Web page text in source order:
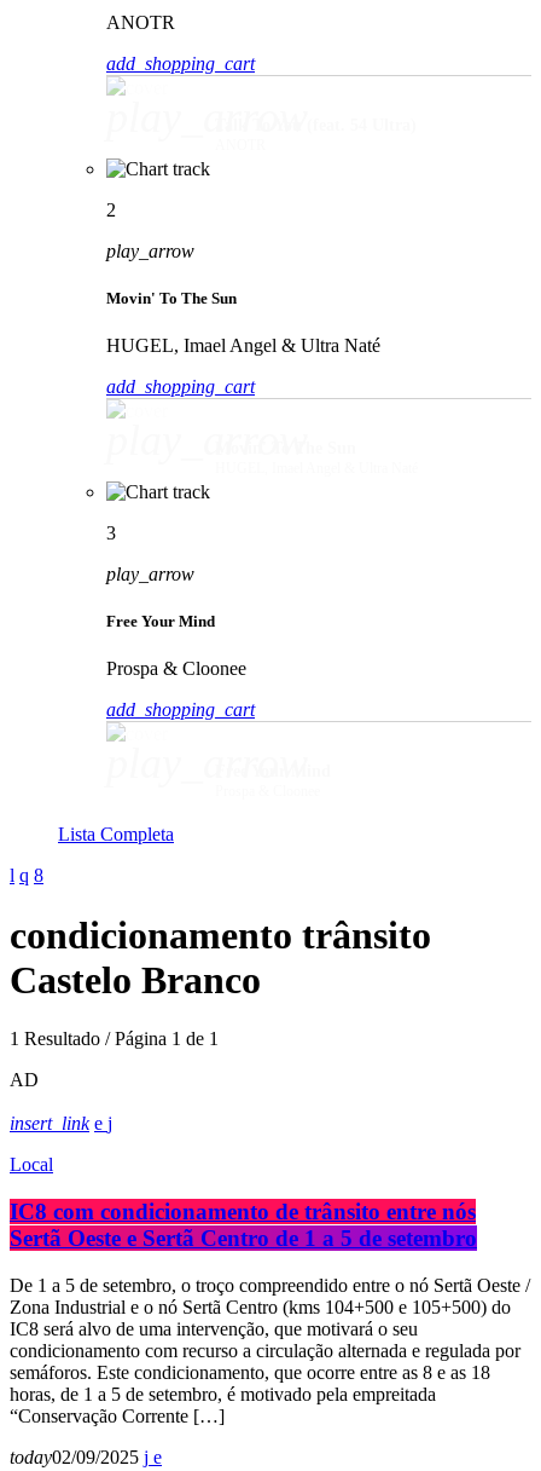
ANOTR
add_shopping_cart
2
play_arrow
Movin' To The Sun
HUGEL, Imael Angel & Ultra Naté
add_shopping_cart
3
play_arrow
Free Your Mind
Prospa & Cloonee
add_shopping_cart
Lista Completa
condicionamento trânsito
Castelo Branco
1 Resultado / Página 1 de 1
AD
insert_link
Local
IC8 com condicionamento de trânsito entre nós
Sertã Oeste e Sertã Centro de 1 a 5 de setembro
De 1 a 5 de setembro, o troço compreendido entre o nó Sertã Oeste /
Zona Industrial e o nó Sertã Centro (kms 104+500 e 105+500) do
IC8 será alvo de uma intervenção, que motivará o seu
condicionamento com recurso a circulação alternada e regulada por
semáforos. Este condicionamento, que ocorre entre as 8 e as 18
horas, de 1 a 5 de setembro, é motivado pela empreitada
“Conservação Corrente […]
today02/09/2025